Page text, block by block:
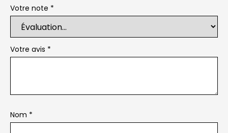
Votre note *
Votre avis *
Nom *